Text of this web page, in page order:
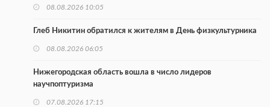
08.08.2026 10:05
Глеб Никитин обратился к жителям в День физкультурника
08.08.2026 06:05
Нижегородская область вошла в число лидеров
научпоптуризма
07.08.2026 17:15